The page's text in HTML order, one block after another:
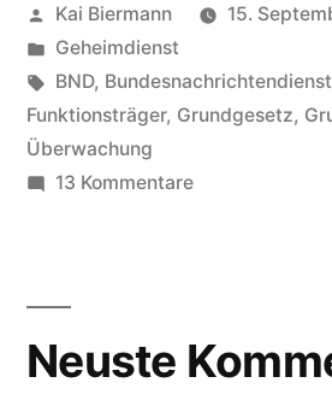
Veröffentlicht
von
Kai Biermann
15.
Veröffentlicht
in
Geheimdienst
Schlagwörter:
BND, Bundesnachrichtendienst
Funktionsträger, Grundgesetz,
Überwachung
13 Kommentarezu
Neuste